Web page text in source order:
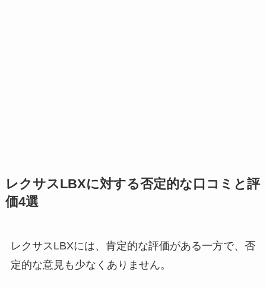
レクサスLBXに対する否定的な口コミと評
価4選
レクサスLBXには、肯定的な評価がある一方で、否
定的な意見も少なくありません。